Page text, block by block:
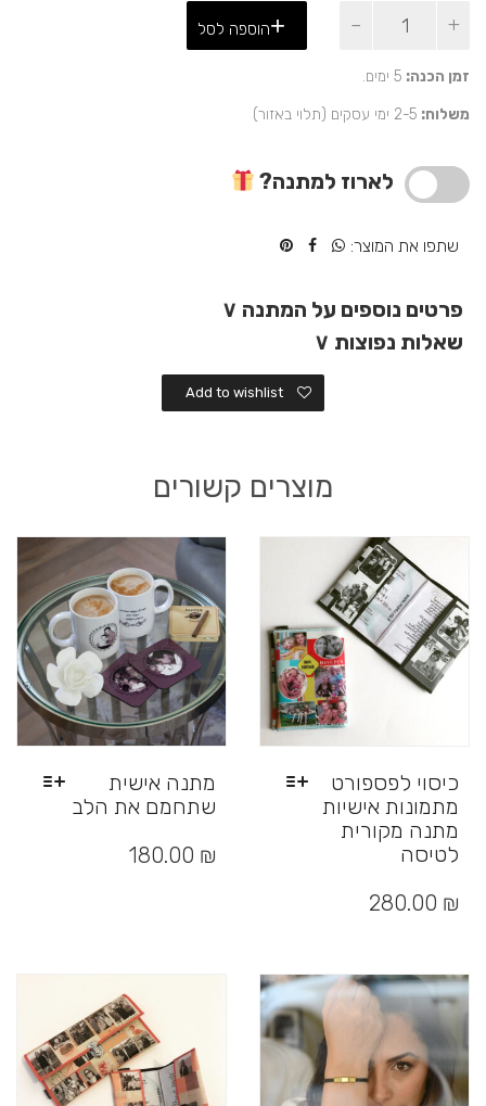
של
מיוחדת
לאמא
הוספה לסל
זמן הכנה: 5 ימים.
משלוח: 2-5 ימי עסקים (תלוי באזור)
לארוז למתנה?
שתפו את המוצר:
פרטים נוספים על המתנה ∨
שאלות נפוצות ∨
Add to wishlist
מוצרים קשורים
מתנה אישית
שתחמם את הלב
זה
המוצר
180.00 ₪
כיסוי לפספורט
מתמונות אישיות
מתנה מקורית
לטיסה
זה
ניתן
לבחור
את
האפשרויות
בעמוד
המוצר
280.00 ₪